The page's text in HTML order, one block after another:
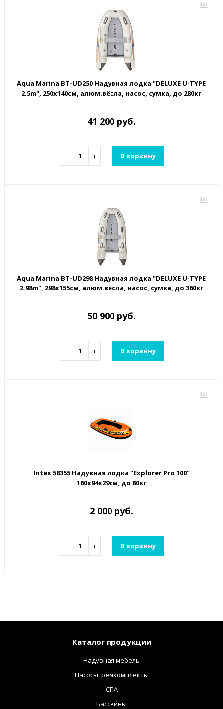
Aqua Marina BT-UD250 Надувная лодка "DELUXE U-TYPE
2.5m", 250х140см, алюм.вёсла, насос, сумка, до 280кг
41 200 руб.
− + В корзину
Aqua Marina BT-UD298 Надувная лодка "DELUXE U-TYPE
2.98m", 298х155см, алюм.вёсла, насос, сумка, до 360кг
50 900 руб.
− + В корзину
Intex 58355 Надувная лодка "Explorer Pro 100"
160х94х29см, до 80кг
2 000 руб.
− + В корзину
Каталог продукции
Надувная мебель
Насосы, ремкомплекты
СПА
Бассейны